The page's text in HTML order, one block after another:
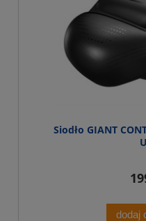
Siodło GIANT
dodaj